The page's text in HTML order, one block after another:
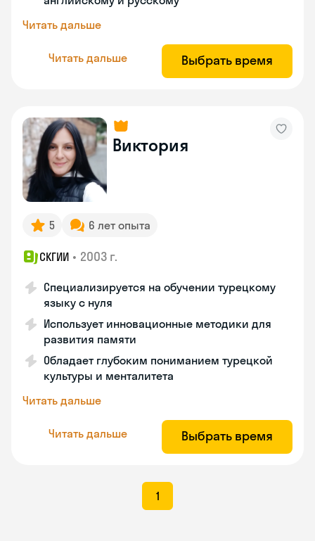
Читать дальше
Читать дальше Выбрать время
Виктория
5 6 лет опыта
СКГИИ • 2003 г.
Специализируется на обучении турецкому
языку с нуля
Использует инновационные методики для
развития памяти
Обладает глубоким пониманием турецкой
культуры и менталитета
Читать дальше
Читать дальше Выбрать время
1